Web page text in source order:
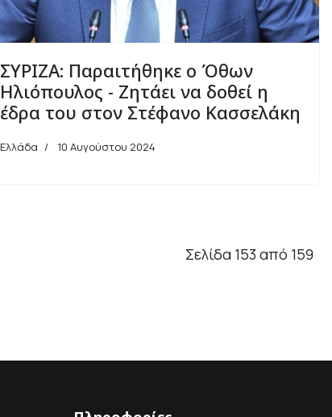
ΣΥΡΙΖΑ: Παραιτήθηκε ο Όθων
Ηλιόπουλος - Ζητάει να δοθεί η
έδρα του στον Στέφανο Κασσελάκη
Ελλάδα 10 Αυγούστου 2024
Σελίδα 153 από 159